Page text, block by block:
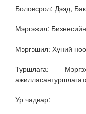
Боловсрол: Дээд, Б
Мэргэжил:
Мэргэшил: Хүний
Туршлага:
ажилласантур
Ур чадвар: